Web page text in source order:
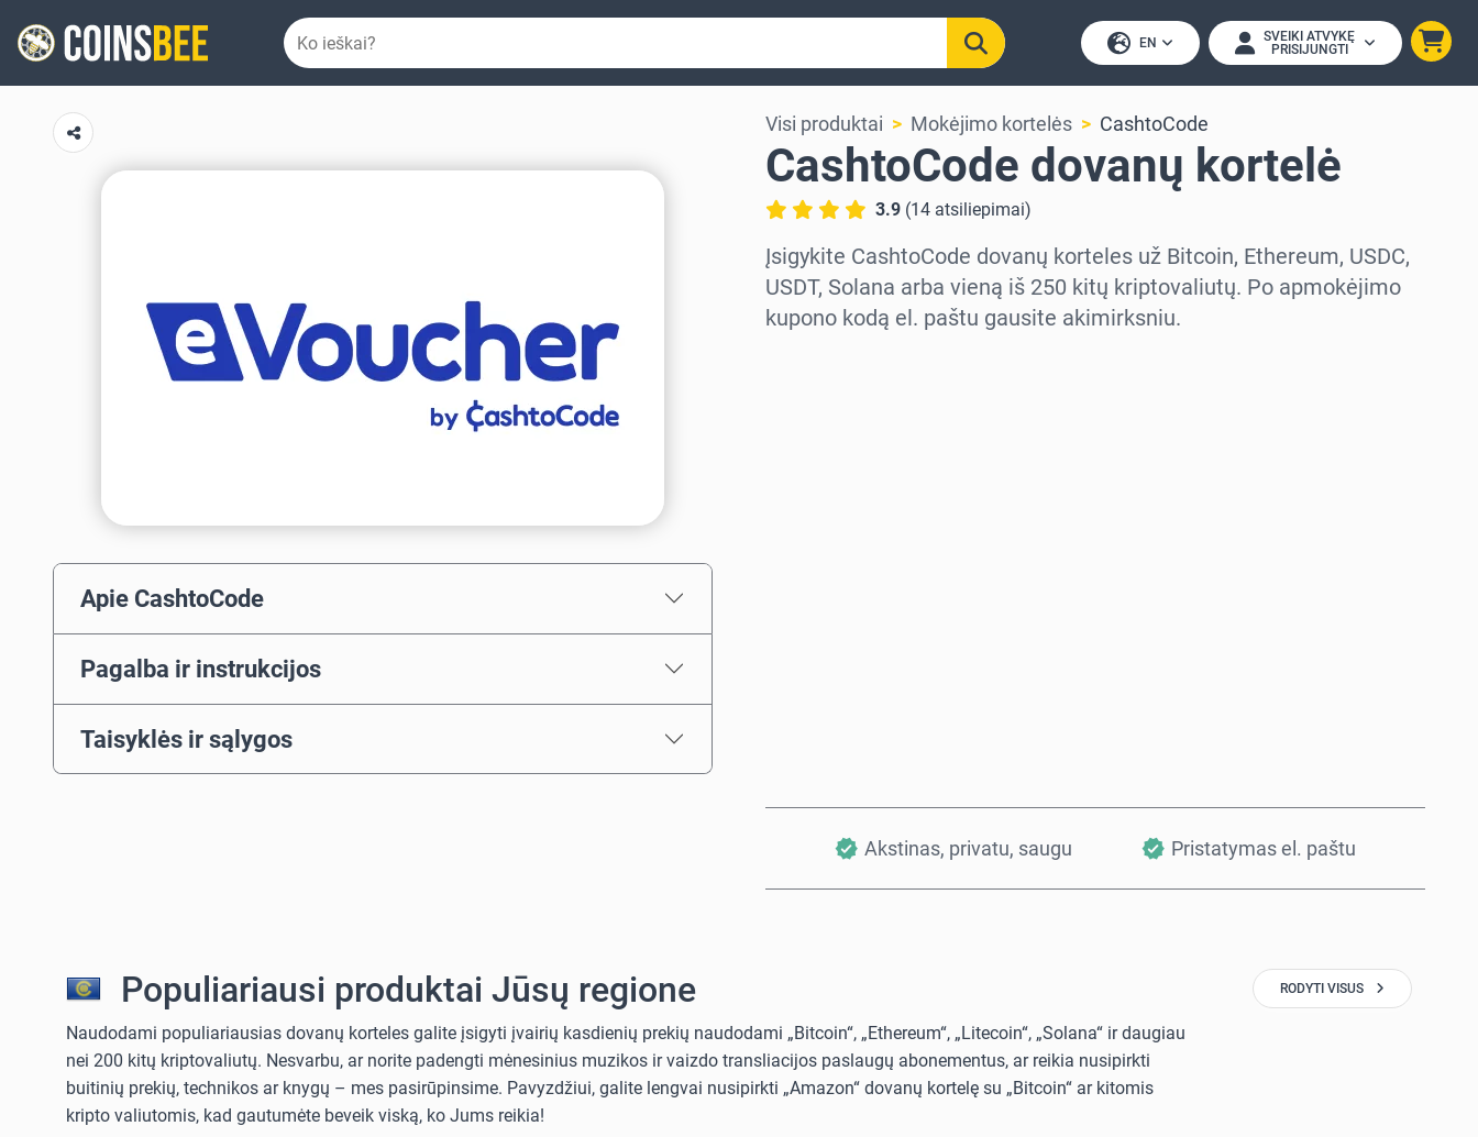
EN
SVEIKI ATVYKĘ
PRISIJUNGTI
Apie CashtoCode
Pagalba ir instrukcijos
Taisyklės ir sąlygos
Visi produktai Mokėjimo kortelės CashtoCode
CashtoCode dovanų kortelė
3.9 (14 atsiliepimai)
Įsigykite CashtoCode dovanų korteles už Bitcoin, Ethereum, USDC,
USDT, Solana arba vieną iš 250 kitų kriptovaliutų. Po apmokėjimo
kupono kodą el. paštu gausite akimirksniu.
Akstinas, privatu, saugu Pristatymas el. paštu
Populiariausi produktai Jūsų regione
Naudodami populiariausias dovanų korteles galite įsigyti įvairių kasdienių prekių naudodami „Bitcoin“, „Ethereum“, „Litecoin“, „Solana“ ir daugiau
nei 200 kitų kriptovaliutų. Nesvarbu, ar norite padengti mėnesinius muzikos ir vaizdo transliacijos paslaugų abonementus, ar reikia nusipirkti
buitinių prekių, technikos ar knygų – mes pasirūpinsime. Pavyzdžiui, galite lengvai nusipirkti „Amazon“ dovanų kortelę su „Bitcoin“ ar kitomis
kripto valiutomis, kad gautumėte beveik viską, ko Jums reikia!
RODYTI VISUS